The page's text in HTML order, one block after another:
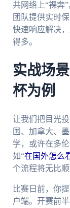
共网络上“裸奔
团队提供实时
快速响应解决
得多。
实战场
杯为例
让我们把目光
国、加拿大、
学，或许在多
如“在国外怎么
个流程将无比顺
比赛日前，你
户端。开赛前